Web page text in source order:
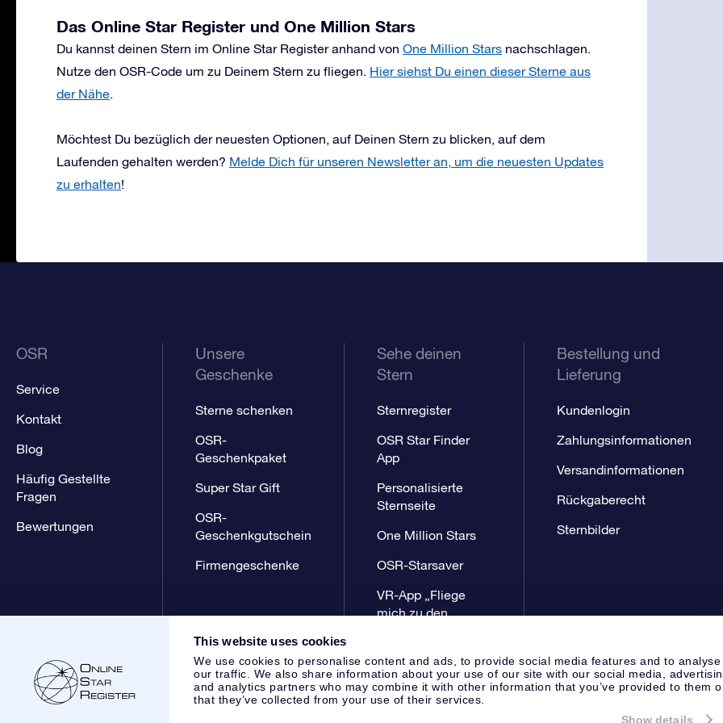
This website uses cookies
We use cookies to personalise content and ads, to provide social media features and to analyse
our traffic. We also share information about your use of our site with our social media,
and analytics partners who may combine it with other information that you’ve provided to them
that they’ve collected from your use of their services.
Show details
Das Online Star Register und One Million Stars
Du kannst deinen Stern im Online Star Register anhand von One Million Stars nachschlagen.
Nutze den OSR-Code um zu Deinem Stern zu fliegen. Hier siehst Du einen dieser Sterne aus
der Nähe.
Möchtest Du bezüglich der neuesten Optionen, auf Deinen Stern zu blicken, auf dem
Laufenden gehalten werden? Melde Dich für unseren Newsletter an, um die neuesten Updates
zu erhalten!
OSR
Service
Kontakt
Blog
Häufig Gestellte
Fragen
Bewertungen
Unsere
Geschenke
Sterne schenken
OSR-
Geschenkpaket
Super Star Gift
OSR-
Geschenkgutschein
Firmengeschenke
Sehe deinen
Stern
Sternregister
OSR Star Finder
App
Personalisierte
Sternseite
One Million Stars
OSR-Starsaver
VR-App „Fliege
mich zu den
Bestellung und
Lieferung
Kundenlogin
Zahlungsinformationen
Versandinformationen
Rückgaberecht
Sternbilder